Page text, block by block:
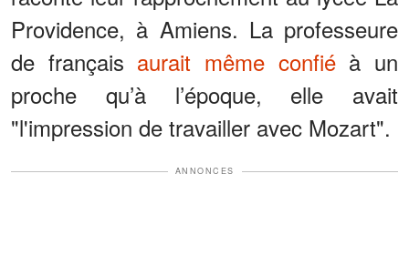
Providence, à Amiens. La professeure
de français aurait même confiéà un
proche qu’à l’époque, elle avait
"l'impression de travailler avec Mozart".
ANNONCES